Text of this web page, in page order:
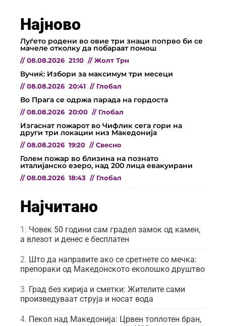
Најново
Луѓето родени во овие три знаци попрво би се
мачеле отколку да побараат помош
// 08.08.2026 21:10 // Жолт Трн
Вучиќ: Избори за максимум три месеци
// 08.08.2026 20:41 // Глобал
Во Прага се одржа парада на гордоста
// 08.08.2026 20:00 // Глобал
Изгаснат пожарот во Чифлик сега гори на
други три локации низ Македонија
// 08.08.2026 19:20 // Свесно
Голем пожар во близина на познато
италијанско езеро, над 200 лица евакуирани
// 08.08.2026 18:43 // Глобал
Најчитано
Човек 50 години сам градел замок од камен,
а влезот и денес е бесплатен
Што да направите ако се сретнете со мечка:
препораки од Македонското еколошко друштво
Град без кирија и сметки: Жителите сами
произведуваат струја и носат вода
Пекол над Македонија: Црвен топлотен бран,